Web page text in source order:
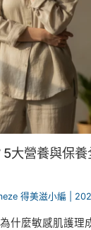
大營養與保養
得美滋小編
什麼敏感肌護理